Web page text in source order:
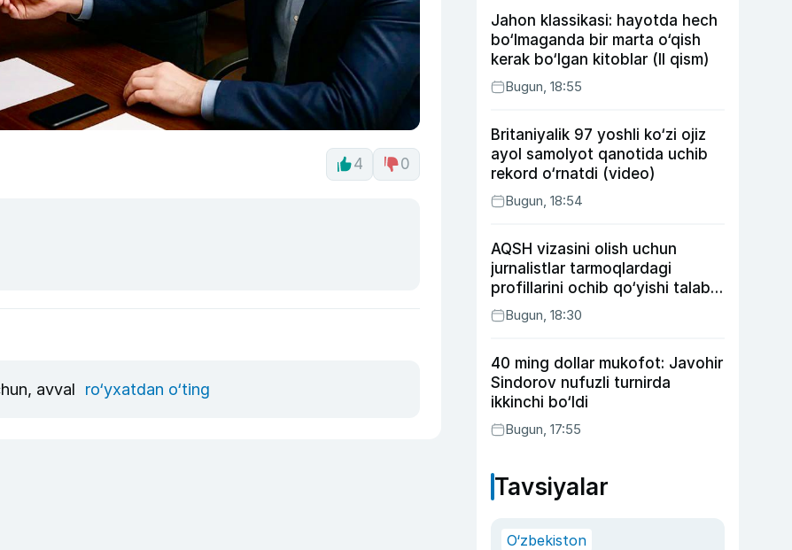
4 0
avval ro‘yxatdan o‘ting
Jahon klassikasi: hayotda hech
bo‘lmaganda bir marta o‘qish
kerak bo‘lgan kitoblar (II qism)
Bugun, 18:55
Britaniyalik 97 yoshli ko‘zi ojiz
ayol samolyot qanotida uchib
rekord o‘rnatdi (video)
Bugun, 18:54
AQSH vizasini olish uchun
jurnalistlar tarmoqlardagi
profillarini ochib qo‘yishi talab
etilishi mumkin
Bugun, 18:30
40 ming dollar mukofot: Javohir
Sindorov nufuzli turnirda
ikkinchi bo‘ldi
Bugun, 17:55
Tavsiyalar
O‘zbekiston